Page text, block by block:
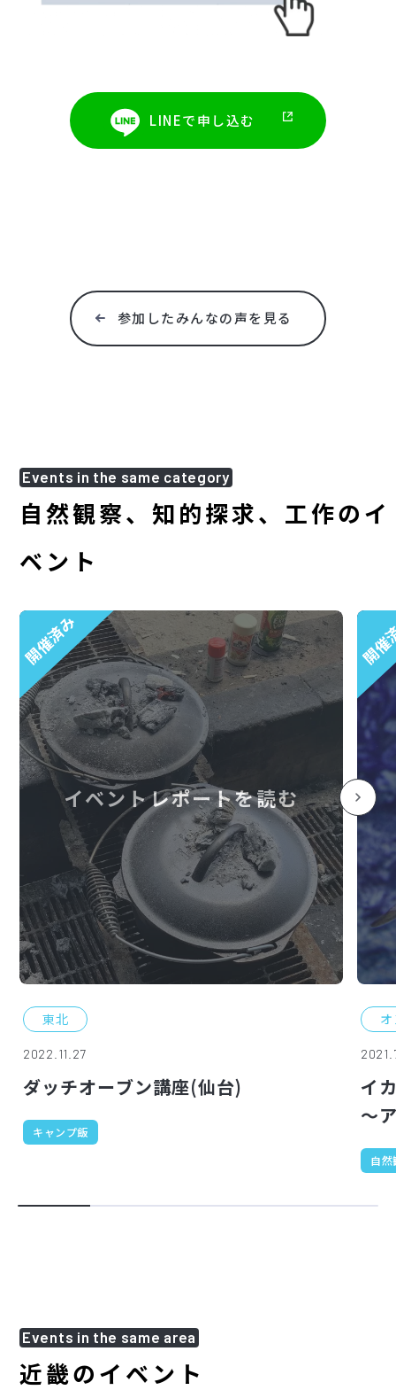
LINEで申し込む
参加したみんなの声を見る
Events in the same category
自然観察、知的探求、工作のイ
ベント
開催済み
イベントレポートを読む
東北
2022.11.27
ダッチオーブン講座(仙台)
キャンプ飯
開
イ
～
自然
Events in the same area
近畿のイベント